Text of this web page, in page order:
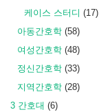
케이스 스터디 (17)
아동간호학 (58)
여성간호학 (48)
정신간호학 (33)
지역간호학 (28)
3 간호대 (6)